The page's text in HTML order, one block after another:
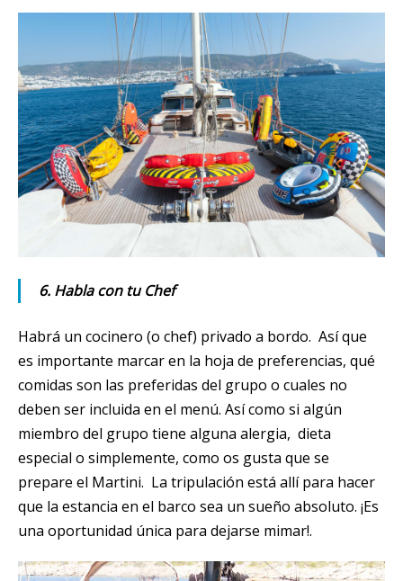
6. Habla con tu Chef
Habrá un cocinero (o chef) privado a bordo. Así que
es importante marcar en la hoja de preferencias, qué
comidas son las preferidas del grupo o cuales no
deben ser incluida en el menú. Así como si algún
miembro del grupo tiene alguna alergia, dieta
especial o simplemente, como os gusta que se
prepare el Martini. La tripulación está allí para hacer
que la estancia en el barco sea un sueño absoluto. ¡Es
una oportunidad única para dejarse mimar!.